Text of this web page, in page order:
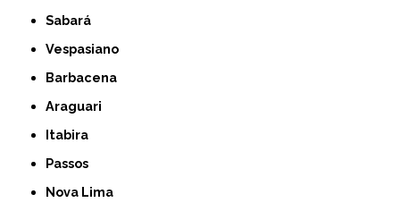
Sabará
Vespasiano
Barbacena
Araguari
Itabira
Passos
Nova Lima